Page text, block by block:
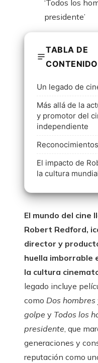
TABLA DE
CONTENIDO
Un legado de
Más allá de la
y promotor del
independiente
El impacto de
la cultura
El mundo del cine
Robert Redford,
director y
huella imborrable
la cultura
legado incluye
como Dos
golpe y Todos los
presidente, que
generaciones y
reputación como